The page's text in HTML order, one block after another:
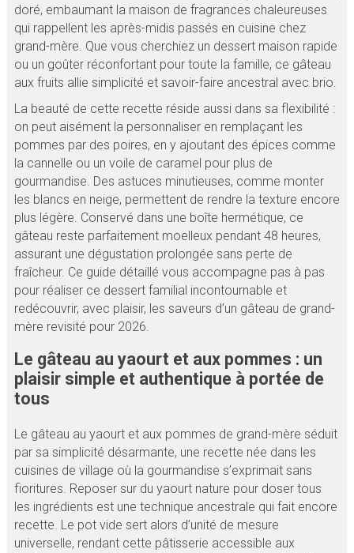
doré, embaumant la maison de fragrances chaleureuses
qui rappellent les après-midis passés en cuisine chez
grand-mère. Que vous cherchiez un dessert maison rapide
ou un goûter réconfortant pour toute la famille, ce gâteau
aux fruits allie simplicité et savoir-faire ancestral avec brio.
La beauté de cette recette réside aussi dans sa flexibilité :
on peut aisément la personnaliser en remplaçant les
pommes par des poires, en y ajoutant des épices comme
la cannelle ou un voile de caramel pour plus de
gourmandise. Des astuces minutieuses, comme monter
les blancs en neige, permettent de rendre la texture encore
plus légère. Conservé dans une boîte hermétique, ce
gâteau reste parfaitement moelleux pendant 48 heures,
assurant une dégustation prolongée sans perte de
fraîcheur. Ce guide détaillé vous accompagne pas à pas
pour réaliser ce dessert familial incontournable et
redécouvrir, avec plaisir, les saveurs d’un gâteau de grand-
mère revisité pour 2026.
Le gâteau au yaourt et aux pommes : un
plaisir simple et authentique à portée de
tous
Le gâteau au yaourt et aux pommes de grand-mère séduit
par sa simplicité désarmante, une recette née dans les
cuisines de village où la gourmandise s’exprimait sans
fioritures. Reposer sur du yaourt nature pour doser tous
les ingrédients est une technique ancestrale qui fait encore
recette. Le pot vide sert alors d’unité de mesure
universelle, rendant cette pâtisserie accessible aux